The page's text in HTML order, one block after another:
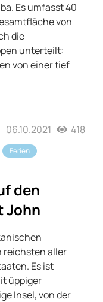
Es umfasst 40
von
die
unterteilt:
von einer tief
06.10.2021 418
Ferien
den
John
reichsten aller
Es ist
üppiger
Insel, von der